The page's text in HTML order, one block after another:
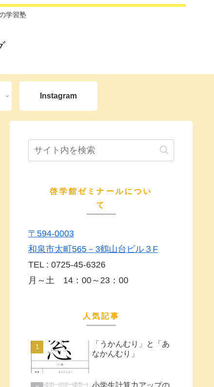
学習塾
Instagram
啓学館ゼミナールについ
て
〒594-0003
和泉市太町565－3鶴山台ビル３F
TEL : 0725-45-6326
月～土 14：00～23：00
人気記事
「うかんむり」と「あ
なかんむり」